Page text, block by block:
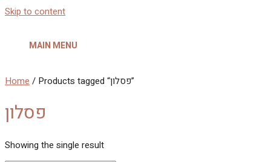
Skip to content
MAIN MENU
Home / Products tagged “פסלון”
פסלון
Showing the single result